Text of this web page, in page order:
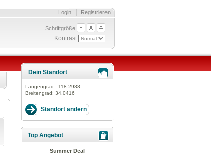
Registrieren
Login
Schriftgröße
Kontrast
Dein Standort
Längengrad: -118.2988
Breitengrad: 34.0416
Top Angebot
Summer Deal